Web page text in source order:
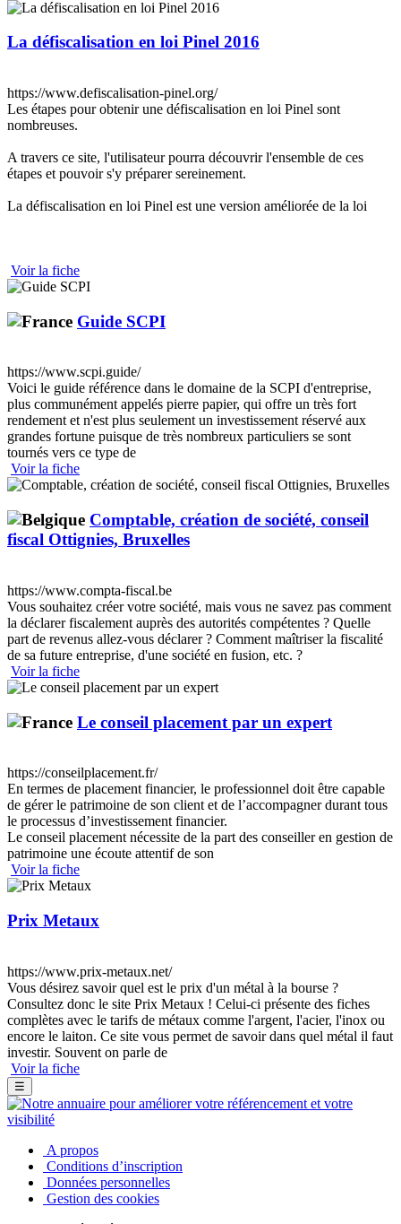
La défiscalisation en loi Pinel 2016
https://www.defiscalisation-pinel.org/
Les étapes pour obtenir une défiscalisation en loi Pinel sont
nombreuses.
A travers ce site, l'utilisateur pourra découvrir l'ensemble de ces
étapes et pouvoir s'y préparer sereinement.
La défiscalisation en loi Pinel est une version améliorée de la loi
Voir la fiche
Guide SCPI
https://www.scpi.guide/
Voici le guide référence dans le domaine de la SCPI d'entreprise,
plus communément appelés pierre papier, qui offre un très fort
rendement et n'est plus seulement un investissement réservé aux
grandes fortune puisque de très nombreux particuliers se sont
tournés vers ce type de
Voir la fiche
Comptable, création de société, conseil
fiscal Ottignies, Bruxelles
https://www.compta-fiscal.be
Vous souhaitez créer votre société, mais vous ne savez pas comment
la déclarer fiscalement auprès des autorités compétentes ? Quelle
part de revenus allez-vous déclarer ? Comment maîtriser la fiscalité
de sa future entreprise, d'une société en fusion, etc. ?
Voir la fiche
Le conseil placement par un expert
https://conseilplacement.fr/
En termes de placement financier, le professionnel doit être capable
de gérer le patrimoine de son client et de l’accompagner durant tous
le processus d’investissement financier.
Le conseil placement nécessite de la part des conseiller en gestion de
patrimoine une écoute attentif de son
Voir la fiche
Prix Metaux
https://www.prix-metaux.net/
Vous désirez savoir quel est le prix d'un métal à la bourse ?
Consultez donc le site Prix Metaux ! Celui-ci présente des fiches
complètes avec le tarifs de métaux comme l'argent, l'acier, l'inox ou
encore le laiton. Ce site vous permet de savoir dans quel métal il faut
investir. Souvent on parle de
Voir la fiche
☰
A propos
Conditions d’inscription
Données personnelles
Gestion des cookies